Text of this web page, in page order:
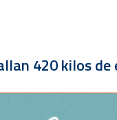
420 kilos